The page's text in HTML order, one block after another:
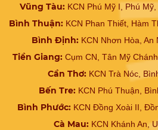
Vũng Tàu: KCN Phú Mỹ I, Phú
Bình Thuận:KCN Phan Thiết, Hàm
Bình Định: KCN Nhơn Hòa,
Tiền Giang: Cụm CN, Tân Mỹ
Cần Thơ: KCN Trà Nóc,
Bến Tre: KCN Phú Thuận,
Bình Phước: KCN Đồng Xoài II,
Cà Mau: KCN Khánh An,